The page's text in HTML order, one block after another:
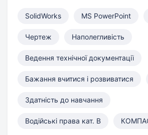
SolidWorks MS PowerPoint
Чертеж Наполегливість
Ведення технічної документації
Бажання вчитися і розвиватися
Здатність до навчання
Водійські права кат. B